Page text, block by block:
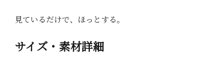
見ているだけで、ほっとする。
サイズ・素材詳細